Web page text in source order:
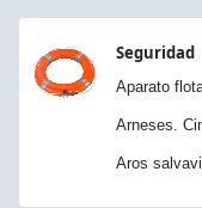
Seguridad
Aparato
Arneses.
Aros